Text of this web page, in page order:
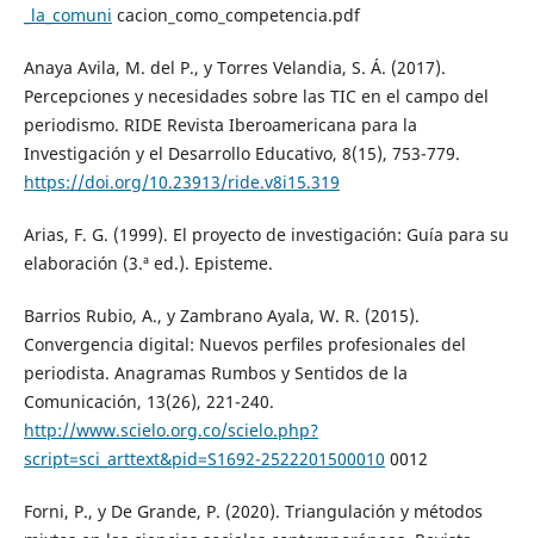
_la_comuni cacion_como_competencia.pdf
Anaya Avila, M. del P., y Torres Velandia, S. Á. (2017).
Percepciones y necesidades sobre las TIC en el campo del
periodismo. RIDE Revista Iberoamericana para la
Investigación y el Desarrollo Educativo, 8(15), 753-779.
https://doi.org/10.23913/ride.v8i15.319
Arias, F. G. (1999). El proyecto de investigación: Guía para su
elaboración (3.ª ed.). Episteme.
Barrios Rubio, A., y Zambrano Ayala, W. R. (2015).
Convergencia digital: Nuevos perﬁles profesionales del
periodista. Anagramas Rumbos y Sentidos de la
Comunicación, 13(26), 221-240.
http://www.scielo.org.co/scielo.php?
script=sci_arttext&pid=S1692-2522201500010 0012
Forni, P., y De Grande, P. (2020). Triangulación y métodos